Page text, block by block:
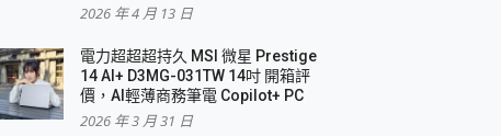
測
處走
2026 年 4 月 13 日
電力超超超持久 MSI 微星 Prestige
14 AI+ D3MG-031TW 14吋 開箱評
價，AI輕薄商務筆電 Copilot+ PC
2026 年 3 月 31 日